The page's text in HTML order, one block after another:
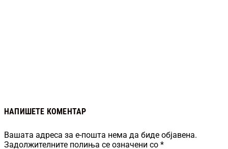
НАПИШЕТЕ КОМЕНТАР
Вашата адреса за е-пошта нема да биде објавена.
Задолжителните полиња се означени со *